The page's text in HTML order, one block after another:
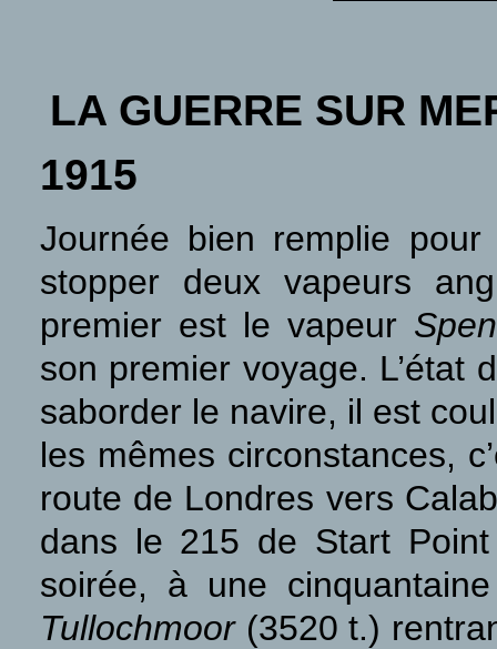
LA GUERRE SUR
1915
Journée bien remplie
stopper deux vapeurs
premier est le vapeur
son premier voyage. L’état
saborder le navire, il est
les mêmes circonstances,
route de Londres vers
dans le 215 de Start
soirée, à une
Tullochmoor (3520 t.)